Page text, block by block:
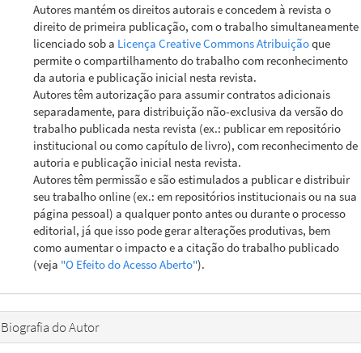
Autores mantém os direitos autorais e concedem à revista o
direito de primeira publicação, com o trabalho simultaneamente
licenciado sob a Licença Creative Commons Atribuiçãoque
permite o compartilhamento do trabalho com reconhecimento
da autoria e publicação inicial nesta revista.
Autores têm autorização para assumir contratos adicionais
separadamente, para distribuição não-exclusiva da versão do
trabalho publicada nesta revista (ex.: publicar em repositório
institucional ou como capítulo de livro), com reconhecimento de
autoria e publicação inicial nesta revista.
Autores têm permissão e são estimulados a publicar e distribuir
seu trabalho online (ex.: em repositórios institucionais ou na sua
página pessoal) a qualquer ponto antes ou durante o processo
editorial, já que isso pode gerar alterações produtivas, bem
como aumentar o impacto e a citação do trabalho publicado
(veja "O Efeito do Acesso Aberto").
Biografia do Autor